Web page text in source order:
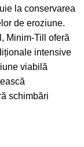
la conservarea
de eroziune.
Minim-Till oferă
intensive
viabilă
schimbări